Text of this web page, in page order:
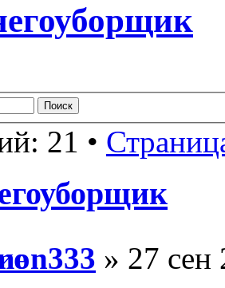
21 •
» 27 сен